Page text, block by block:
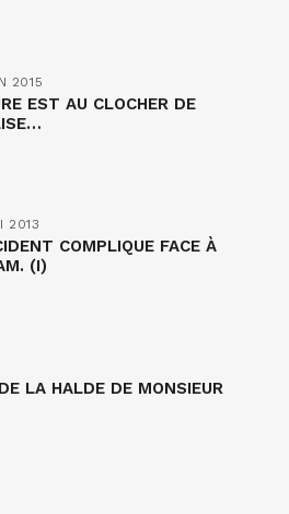
2015
EST AU CLOCHER DE
2013
COMPLIQUE FACE À
(I)
LA HALDE DE MONSIEUR